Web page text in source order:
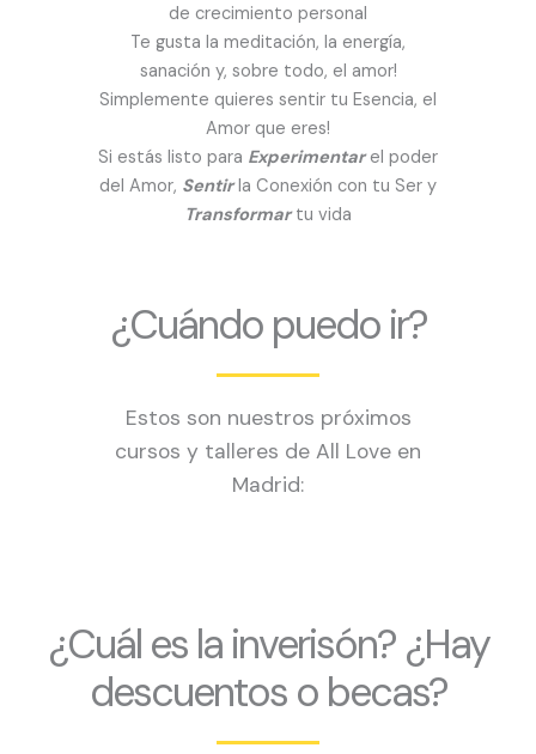
de crecimiento personal
Te gusta la meditación, la energía,
sanación y, sobre todo, el amor!
Simplemente quieres sentir tu Esencia, el
Amor que eres!
Si estás listo para Experimentarel poder
del Amor, Sentirla Conexión con tu Ser y
Transformartu vida
¿Cuándo puedo ir?
Estos son nuestros próximos
cursos y talleres de All Love en
Madrid:
¿Cuál es la inverisón? ¿Hay
descuentos o becas?